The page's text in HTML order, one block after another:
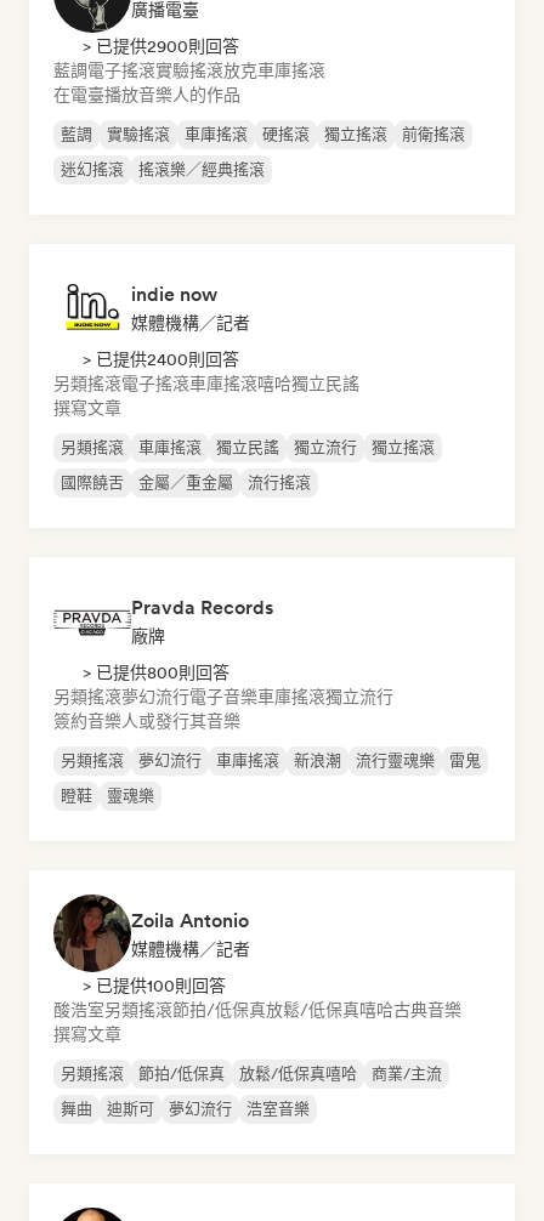
廣播電臺
> 已提供2900則回答
藍調電子搖滾實驗搖滾放克車庫搖滾
在電臺播放音樂人的作品
藍調 實驗搖滾 車庫搖滾 硬搖滾 獨立搖滾
前衛搖滾
迷幻搖滾
搖滾樂／經典搖滾
indie now
媒體機構／記者
> 已提供2400則回答
另類搖滾電子搖滾車庫搖滾嘻哈獨立民謠
撰寫文章
另類搖滾 車庫搖滾 獨立民謠 獨立流行
獨立搖滾
國際饒舌
金屬／重金屬 流行搖滾
Pravda Records
廠牌
> 已提供800則回答
另類搖滾夢幻流行電子音樂車庫搖滾獨立流行
簽約音樂人或發行其音樂
另類搖滾 夢幻流行 車庫搖滾 新浪潮 流行靈魂樂
雷鬼
瞪鞋
靈魂樂
Zoila Antonio
媒體機構／記者
> 已提供100則回答
酸浩室另類搖滾節拍/低保真放鬆/低保真嘻哈古典音樂
撰寫文章
另類搖滾 節拍/低保真 放鬆/低保真嘻哈
商業/主流
舞曲
迪斯可 夢幻流行 浩室音樂